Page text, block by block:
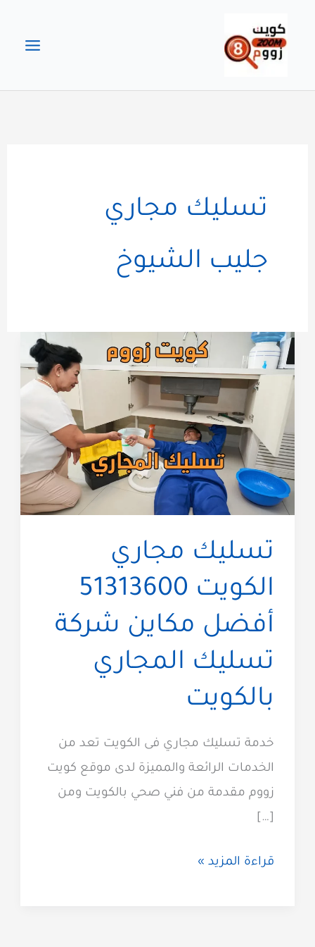
المحتوى
تسليك مجاري
جليب الشيوخ
تسليك مجاري
الكويت 51313600
أفضل مكاين شركة
تسليك المجاري
بالكويت
خدمة تسليك مجاري فى الكويت تعد من
الخدمات الرائعة والمميزة لدى موقع كويت
زووم مقدمة من فني صحي بالكويت ومن
[…]
تسليك
قراءة المزيد »